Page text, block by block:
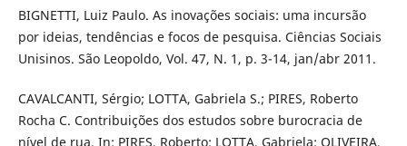
BIGNETTI, Luiz Paulo. As inovações sociais: uma incursão
por ideias, tendências e focos de pesquisa. Ciências Sociais
Unisinos. São Leopoldo, Vol. 47, N. 1, p. 3-14, jan/abr 2011.
CAVALCANTI, Sérgio; LOTTA, Gabriela S.; PIRES, Roberto
Rocha C. Contribuições dos estudos sobre burocracia de
nível de rua. In: PIRES, Roberto; LOTTA, Gabriela; OLIVEIRA,